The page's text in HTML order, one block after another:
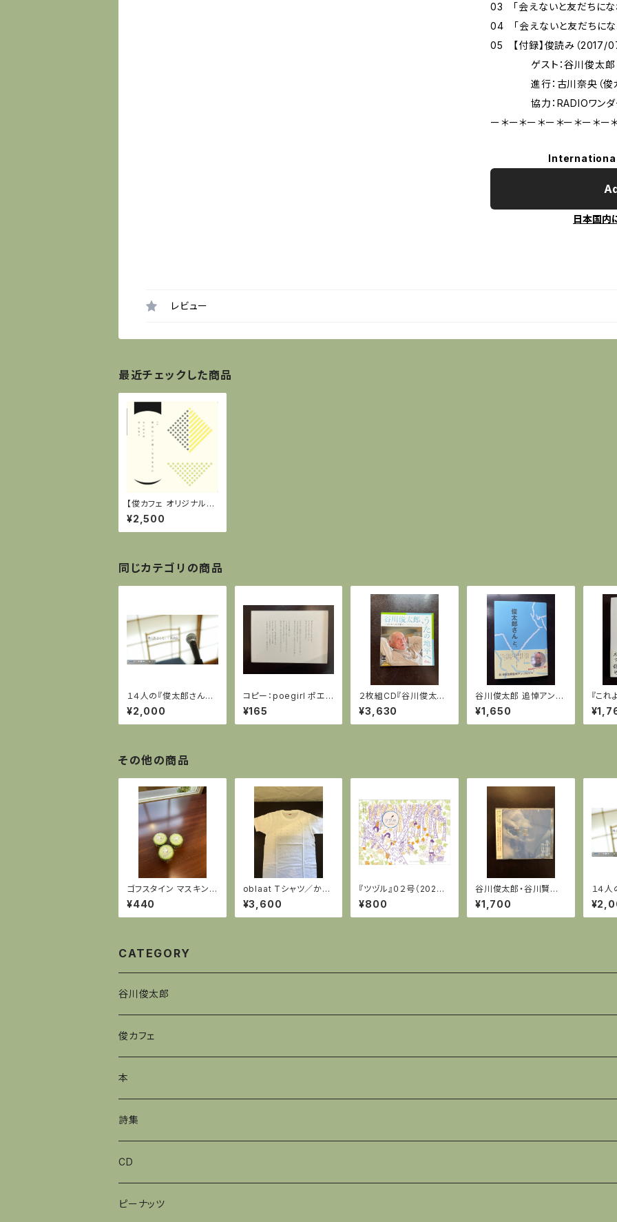
03 「会えないと友だちに
04 「会えないと友だちに
05 【付録】俊読み（
ゲスト：谷川俊太郎
進行：古川奈央（俊カ
協力：RADIOワンダー
ー＊ー＊ー＊ー＊ー＊ー＊ー
日本国内
レビュー
最近チェックした商品
【俊カフェ オリジナル】C
D：谷川俊太郎＋覚和歌
子『草の匂いが濃くなる
まえに／Before the
¥2,500
同じカテゴリの商品
１４人の『俊太郎さん
と。』朗読会の動画＠谷
川邸
¥2,000
コピー：poegirl ポエム
カード／谷川俊太郎「星
の勲章」
¥165
２枚組CD『谷川俊太郎、
うたの地平へ』
¥3,630
谷川俊太郎 追悼アンソ
ロジー『俊太郎さんと。』
¥1,650
『こ
せん
下龍
ン入】
その他の商品
ゴフスタイン マスキング
テープ（ブルッキーのひ
つじ／20mm）
¥440
oblaat Tシャツ／かっ
ぱ（手描き）
¥3,600
『ツヅル』０２号（2020.1
0）
¥800
谷川俊太郎・谷川賢作
『七等星』
¥1,700
１４
と。
川邸
CATEGORY
谷川俊太郎
俊カフェ
本
詩集
CD
ピーナッツ